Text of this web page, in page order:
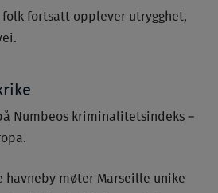
folk fortsatt opplever utrygghet,
Numbeos kriminalitetsindeks –
havneby møter Marseille unike